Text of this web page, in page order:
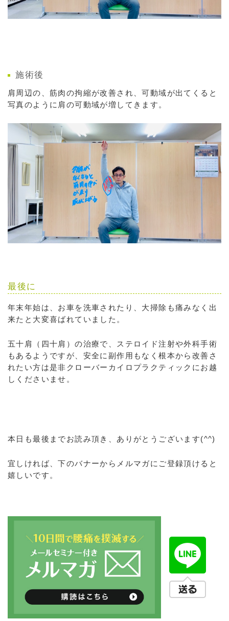
施術後
肩周辺の、筋肉の拘縮が改善され、可動域が出てくると
写真のように肩の可動域が増してきます。
最後に
年末年始は、お車を洗車されたり、大掃除も痛みなく出
来たと大変喜ばれていました。
五十肩（四十肩）の治療で、ステロイド注射や外科手術
もあるようですが、安全に副作用もなく根本から改善さ
れたい方は是非クローバーカイロプラクティックにお越
しくださいませ。
本日も最後までお読み頂き、ありがとうございます(^^)
宜しければ、下のバナーからメルマガにご登録頂けると
嬉しいです。